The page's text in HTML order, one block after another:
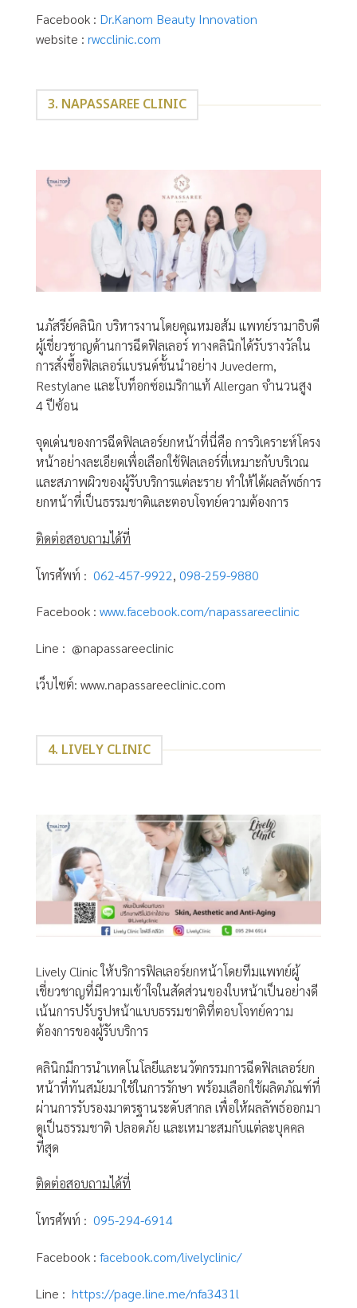
Facebook : Dr.Kanom Beauty Innovation
website : rwcclinic.com
3. NAPASSAREE CLINIC
นภัสรีย์คลินิก บริหารงานโดยคุณหมอส้ม แพทย์รามาธิบดี
ผู้เชี่ยวชาญด้านการฉีดฟิลเลอร์ ทางคลินิกได้รับรางวัลใน
การสั่งซื้อฟิลเลอร์แบรนด์ชั้นนำอย่าง Juvederm,
Restylane และโบท็อกซ์อเมริกาแท้ Allergan จำนวนสูง
4 ปีซ้อน
จุดเด่นของการฉีดฟิลเลอร์ยกหน้าที่นี่คือ การวิเคราะห์โครง
หน้าอย่างละเอียดเพื่อเลือกใช้ฟิลเลอร์ที่เหมาะกับบริเวณ
และสภาพผิวของผู้รับบริการแต่ละราย ทำให้ได้ผลลัพธ์การ
ยกหน้าที่เป็นธรรมชาติและตอบโจทย์ความต้องการ
ติดต่อสอบถามได้ที่
โทรศัพท์ : 062-457-9922, 098-259-9880
Facebook : www.facebook.com/napassareeclinic
Line : @napassareeclinic
เว็บไซต์: www.napassareeclinic.com
4. LIVELY CLINIC
Lively Clinic ให้บริการฟิลเลอร์ยกหน้าโดยทีมแพทย์ผู้
เชี่ยวชาญที่มีความเข้าใจในสัดส่วนของใบหน้าเป็นอย่างดี
เน้นการปรับรูปหน้าแบบธรรมชาติที่ตอบโจทย์ความ
ต้องการของผู้รับบริการ
คลินิกมีการนำเทคโนโลยีและนวัตกรรมการฉีดฟิลเลอร์ยก
หน้าที่ทันสมัยมาใช้ในการรักษา พร้อมเลือกใช้ผลิตภัณฑ์ที่
ผ่านการรับรองมาตรฐานระดับสากล เพื่อให้ผลลัพธ์ออกมา
ดูเป็นธรรมชาติ ปลอดภัย และเหมาะสมกับแต่ละบุคคล
ที่สุด
ติดต่อสอบถามได้ที่
โทรศัพท์ : 095-294-6914
Facebook : facebook.com/livelyclinic/
Line : https://page.line.me/nfa3431l